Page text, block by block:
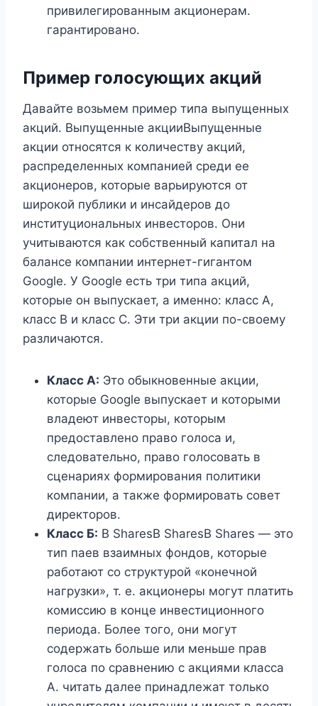
привилегированным акционерам.
гарантировано.
Пример голосующих акций
Давайте возьмем пример типа выпущенных
акций. Выпущенные акцииВыпущенные
акции относятся к количеству акций,
распределенных компанией среди ее
акционеров, которые варьируются от
широкой публики и инсайдеров до
институциональных инвесторов. Они
учитываются как собственный капитал на
балансе компании интернет-гигантом
Google. У Google есть три типа акций,
которые он выпускает, а именно: класс A,
класс B и класс C. Эти три акции по-своему
различаются.
Класс А: Это обыкновенные акции,
которые Google выпускает и которыми
владеют инвесторы, которым
предоставлено право голоса и,
следовательно, право голосовать в
сценариях формирования политики
компании, а также формировать совет
директоров.
Класс Б: B SharesB SharesB Shares — это
тип паев взаимных фондов, которые
работают со структурой «конечной
нагрузки», т. е. акционеры могут платить
комиссию в конце инвестиционного
периода. Более того, они могут
содержать больше или меньше прав
голоса по сравнению с акциями класса
А. читать далее принадлежат только